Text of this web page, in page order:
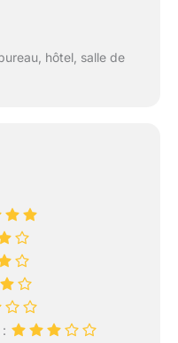
hôtel, salle de